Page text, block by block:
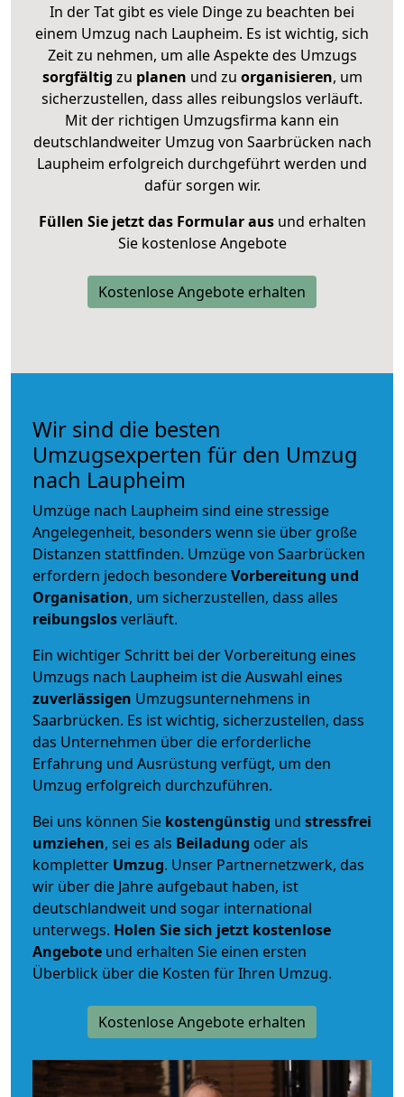
In der Tat gibt es viele Dinge zu beachten bei
einem Umzug nach Laupheim. Es ist wichtig, sich
Zeit zu nehmen, um alle Aspekte des Umzugs
sorgfältig zu planen und zu organisieren, um
sicherzustellen, dass alles reibungslos verläuft.
Mit der richtigen Umzugsfirma kann ein
deutschlandweiter Umzug von Saarbrücken nach
Laupheim erfolgreich durchgeführt werden und
dafür sorgen wir.
Füllen Sie jetzt das Formular ausund erhalten
Sie kostenlose Angebote
Kostenlose Angebote erhalten
Wir sind die besten
Umzugsexperten für den Umzug
nach Laupheim
Umzüge nach Laupheim sind eine stressige
Angelegenheit, besonders wenn sie über große
Distanzen stattfinden. Umzüge von Saarbrücken
erfordern jedoch besondereVorbereitung und
Organisation, um sicherzustellen, dass alles
reibungslosverläuft.
Ein wichtiger Schritt bei der Vorbereitung eines
Umzugs nach Laupheim ist die Auswahl eines
zuverlässigen Umzugsunternehmens in
Saarbrücken. Es ist wichtig, sicherzustellen, dass
das Unternehmen über die erforderliche
Erfahrung und Ausrüstung verfügt, um den
Umzug erfolgreich durchzuführen.
Bei uns können Sie kostengünstig und stressfrei
umziehen, sei es als Beiladung oder als
kompletter Umzug. Unser Partnernetzwerk, das
wir über die Jahre aufgebaut haben, ist
deutschlandweit und sogar international
unterwegs. Holen Sie sich jetzt kostenlose
Angebote und erhalten Sie einen ersten
Überblick über die Kosten für Ihren Umzug.
Kostenlose Angebote erhalten